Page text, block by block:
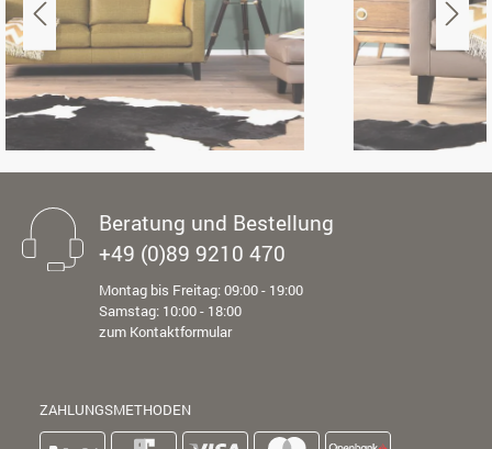
Beratung und Bestellung
+49 (0)89 9210 470
Montag bis Freitag: 09:00 - 19:00
Samstag: 10:00 - 18:00
zum Kontaktformular
ZAHLUNGSMETHODEN